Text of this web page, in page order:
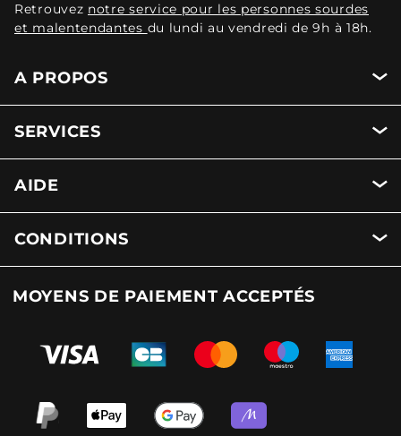
Retrouvez notre service pour les personnes sourdes
et malentendantes du lundi au vendredi de 9h à 18h.
A PROPOS
SERVICES
AIDE
CONDITIONS
MOYENS DE PAIEMENT ACCEPTÉS